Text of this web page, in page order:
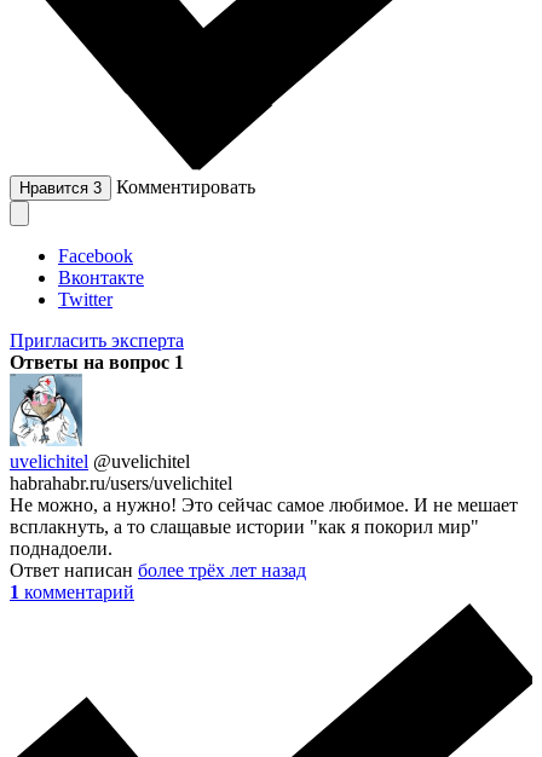
Нравится 3 Комментировать
Facebook
Вконтакте
Twitter
Пригласить эксперта
Ответы на вопрос 1
uvelichitel @uvelichitel
habrahabr.ru/users/uvelichitel
Не можно, а нужно! Это сейчас самое любимое. И не мешает
всплакнуть, а то слащавые истории "как я покорил мир"
поднадоели.
Ответ написан более трёх лет назад
1 комментарий